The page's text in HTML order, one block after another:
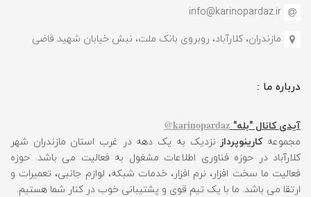
info@karinopardaz.ir
مازندران، کلارآباد، روبروی بانک ملت، نبش خیابان شهید قاضی
درباره ما :
آیدی کانال "بله" karinopardaz@
مجموعهکارینوپرداز نزدیک به یک دهه در غرب استان مازندران شهر
کلارآباد در حوزه فناوری اطلاعات مشغول به فعالیت می باشد. حوزه
فعالیت ما سخت افزار، نرم افزار، خدمات شبکه، لوازم جانبی، تعمیرات و
ارتقا می باشد. ما با یک تیم قوی و پشتیبانی خوب در کنار شما هستیم.